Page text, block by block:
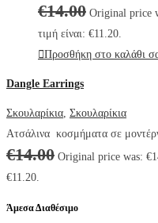
€14.00 Original price
τιμή είναι: €11.20.
Προσθήκη στο καλάθι
Dangle Earrings
Σκουλαρίκια, Σκουλαρίκια
Ατσάλινα κοσμήματα σε
€14.00 Original price was:
€11.20.
Άμεσα Διαθέσιμο